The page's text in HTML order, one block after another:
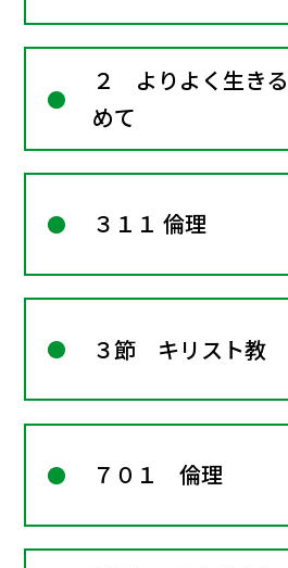
２ よりよく生き
めて
３１１ 倫理
３節 キリスト教
７０１ 倫理